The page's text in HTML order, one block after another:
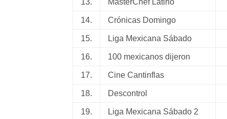
13. MasterChef Latino
14. Crónicas Domingo
15. Liga Mexicana Sábado
16. 100 mexicanos dijeron
17. Cine Cantinflas
18. Descontrol
19. Liga Mexicana Sábado 2